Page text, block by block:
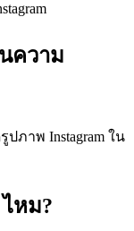
ความ
ภาพ Instagram ใน
หม?